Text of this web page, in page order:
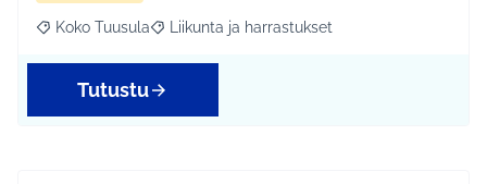
Rajaa tulokset aihepiirin mukaan: Koko Tuusula
Koko Tuusula Rajaa tulokset teeman mukaan: Liikunta ja
Liikunta ja harrastukset
Tutustu